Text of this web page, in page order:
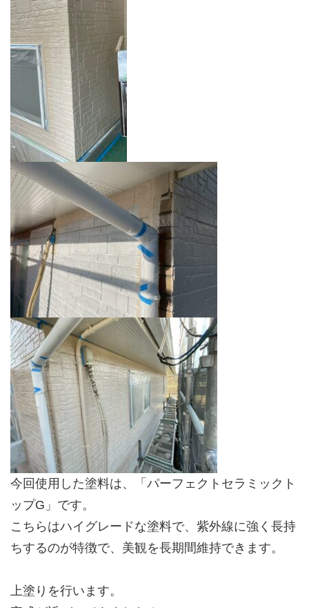
今回使用した塗料は、「パーフェクトセラミックト
ップG」です。
こちらはハイグレードな塗料で、紫外線に強く長持
ちするのが特徴で、美観を長期間維持できます。
上塗りを行います。